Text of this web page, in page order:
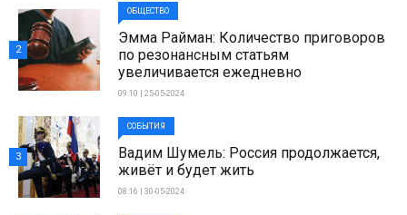
ОБЩЕСТВО
Эмма Райман: Количество приговоров
по резонансным статьям
увеличивается ежедневно
09:10 | 25-05-2024
2
СОБЫТИЯ
Вадим Шумель: Россия продолжается,
живёт и будет жить
08:16 | 30-05-2024
3